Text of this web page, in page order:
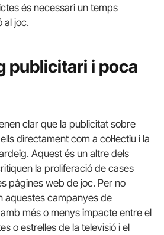
és necessari un temps
al joc.
publicitari i poca
clar que la publicitat sobre
directament com a col·lectiu i la
Aquest és un altre dels
la proliferació de cases
pàgines web de joc. Per no
aquestes campanyes de
més o menys impacte entre el
o estrelles de la televisió i el